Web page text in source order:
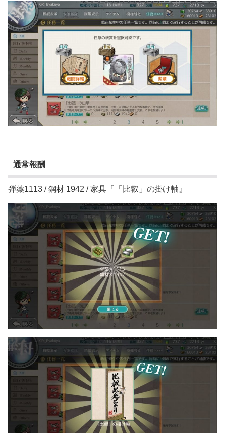
通常報酬
弾薬1113 / 鋼材 1942 / 家具『「比叡」の掛け軸』